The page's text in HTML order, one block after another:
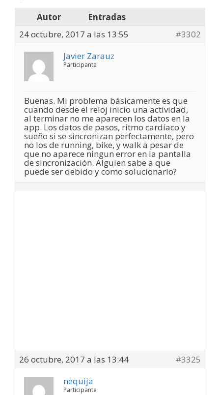
Autor
Entradas
24 octubre, 2017 a las 13:55
#3302
Javier Zarauz
Participante
Buenas. Mi problema básicamente es que
cuando desde el reloj inicio una actividad,
al terminar no me aparecen los datos en la
app. Los datos de pasos, ritmo cardíaco y
sueño si se sincronizan perfectamente, pero
no los de running, bike, y walk a pesar de
que no aparece ningun error en la pantalla
de sincronización. Alguien sabe a que
puede ser debido y como solucionarlo?
26 octubre, 2017 a las 13:44
#3325
nequija
Participante